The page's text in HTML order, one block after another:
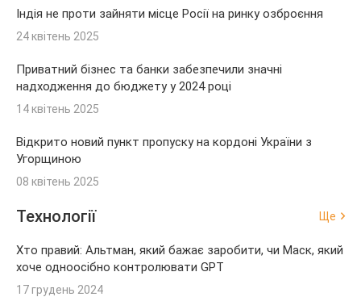
Індія не проти зайняти місце Росії на ринку озброєння
24 квітень 2025
Приватний бізнес та банки забезпечили значні
надходження до бюджету у 2024 році
14 квітень 2025
Відкрито новий пункт пропуску на кордоні України з
Угорщиною
08 квітень 2025
Технології Ще
Хто правий: Альтман, який бажає заробити, чи Маск, який
хоче одноосібно контролювати GPT
17 грудень 2024